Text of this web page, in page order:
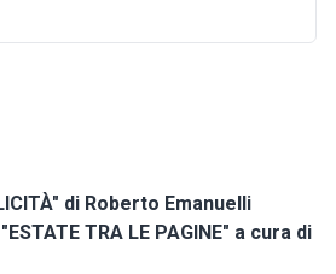
di Roberto Emanuelli
TRA LE PAGINE" a cura di